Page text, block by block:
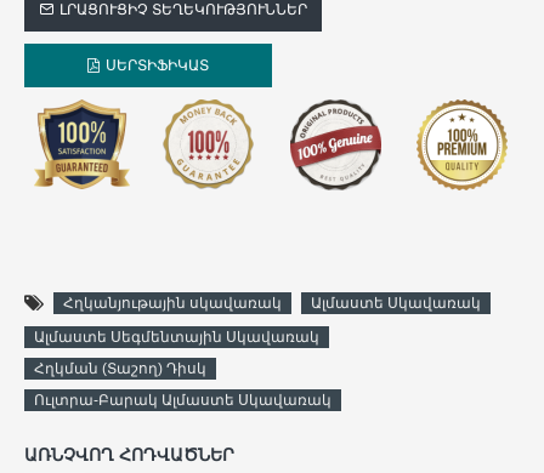
ԼՐԱՑՈՒՑԻՉ ՏԵՂԵԿՈՒԹՅՈՒՆՆԵՐ
ՍԵՐՏԻՖԻԿԱՏ
Հղկանյութային սկավառակ
Ալմաստե Սկավառակ
Ալմաստե Սեգմենտային Սկավառակ
Հղկման (Տաշող) Դիսկ
Ուլտրա-Բարակ Ալմաստե Սկավառակ
ԱՌՆՉՎՈՂ ՀՈԴՎԱԾՆԵՐ